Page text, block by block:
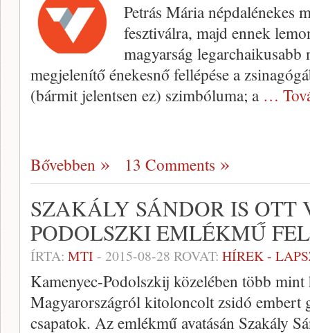
Petrás Mária népdalénekes
fesztiválra, majd ennek
magyarság
megjelenítő énekesnő fellépése a
(bármit jelentsen ez) szimbóluma; a …
Bővebben 13 Comments
SZAKÁLY SÁNDOR IS
PODOLSZKI EMLÉKMŰ
ÍRTA: MTI - 2015-08-28 ROVAT: HÍREK -
Kamenyec-Podolszkij közelében több mint
Magyarországról kitoloncolt zsidó embert
csapatok. Az emlékmű avatásán Szakály